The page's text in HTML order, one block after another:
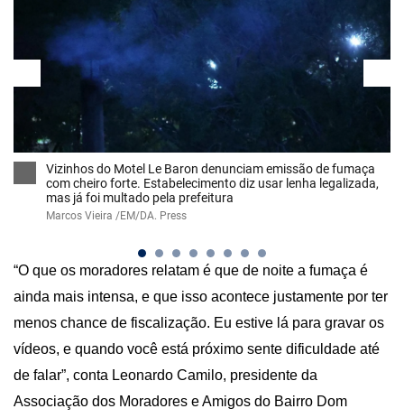
Vizinhos do Motel Le Baron denunciam emissão de fumaça
com cheiro forte. Estabelecimento diz usar lenha legalizada,
mas já foi multado pela prefeitura
Marcos Vieira /EM/DA. Press
“O que os moradores relatam é que de noite a fumaça é
ainda mais intensa, e que isso acontece justamente por ter
menos chance de fiscalização. Eu estive lá para gravar os
vídeos, e quando você está próximo sente dificuldade até
de falar”, conta Leonardo Camilo, presidente da
Associação dos Moradores e Amigos do Bairro Dom